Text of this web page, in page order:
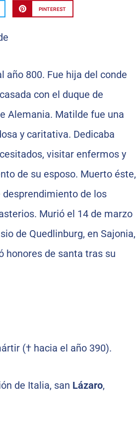
PINTEREST
800. Fue hija del conde
con el duque de
Alemania. Matilde fue una
y caritativa. Dedicaba
visitar enfermos y
de su esposo. Muerto éste,
desprendimiento de los
Murió el 14 de marzo
de Quedlinburg, en Sajonia,
honores de santa tras su
(† hacia el año 390).
de Italia, san Lázaro,